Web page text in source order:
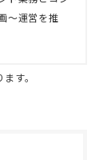
〜運営を推
す。